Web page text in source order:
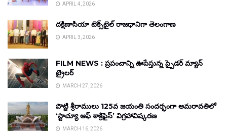
APRIL 4, 2026
దక్షిణాసియా టెక్స్‌టైల్ రాజధానిగా తెలంగాణ
APRIL 3, 2026
FILM NEWS : ప్రపంచాన్ని ఊపేస్తున్న స్పైడర్ మ్యాన్
ట్రైలర్
MARCH 27, 2026
పొట్టి శ్రీరాములు 125వ జయంతి సందర్భంగా అమరావతిలో
‘స్టాచ్యూ ఆఫ్ శాక్రిఫైస్’ విగ్రహావిష్కరణ
MARCH 16, 2026